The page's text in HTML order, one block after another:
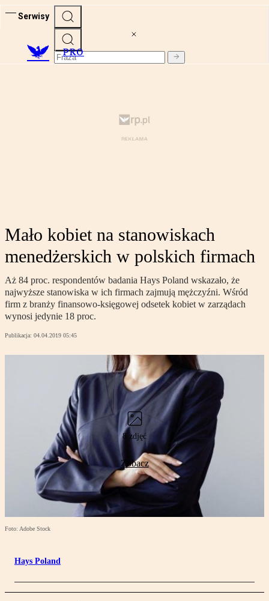
Serwisy
PRO
Mało kobiet na stanowiskach
menedżerskich w polskich firmach
Aż 84 proc. respondentów badania Hays Poland wskazało, że
najwyższe stanowiska w ich firmach zajmują mężczyźni. Wśród
firm z branży finansowo-księgowej odsetek kobiet w zarządach
wynosi jedynie 18 proc.
Publikacja: 04.04.2019 05:45
8 zdjęć
Zobacz
Foto: Adobe Stock
Hays Poland